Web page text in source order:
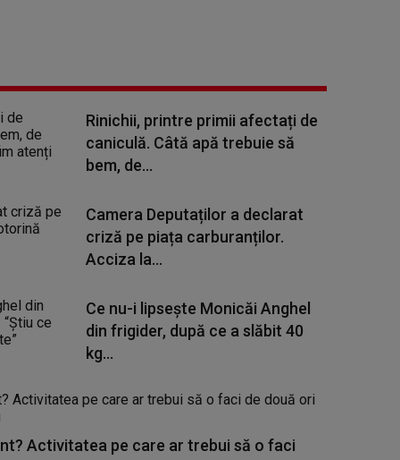
Rinichii, printre primii afectați de
caniculă. Câtă apă trebuie să
bem, de...
Camera Deputaților a declarat
criză pe piața carburanților.
Acciza la...
Ce nu-i lipsește Monicăi Anghel
din frigider, după ce a slăbit 40
kg...
Activitatea pe care ar trebui să o faci